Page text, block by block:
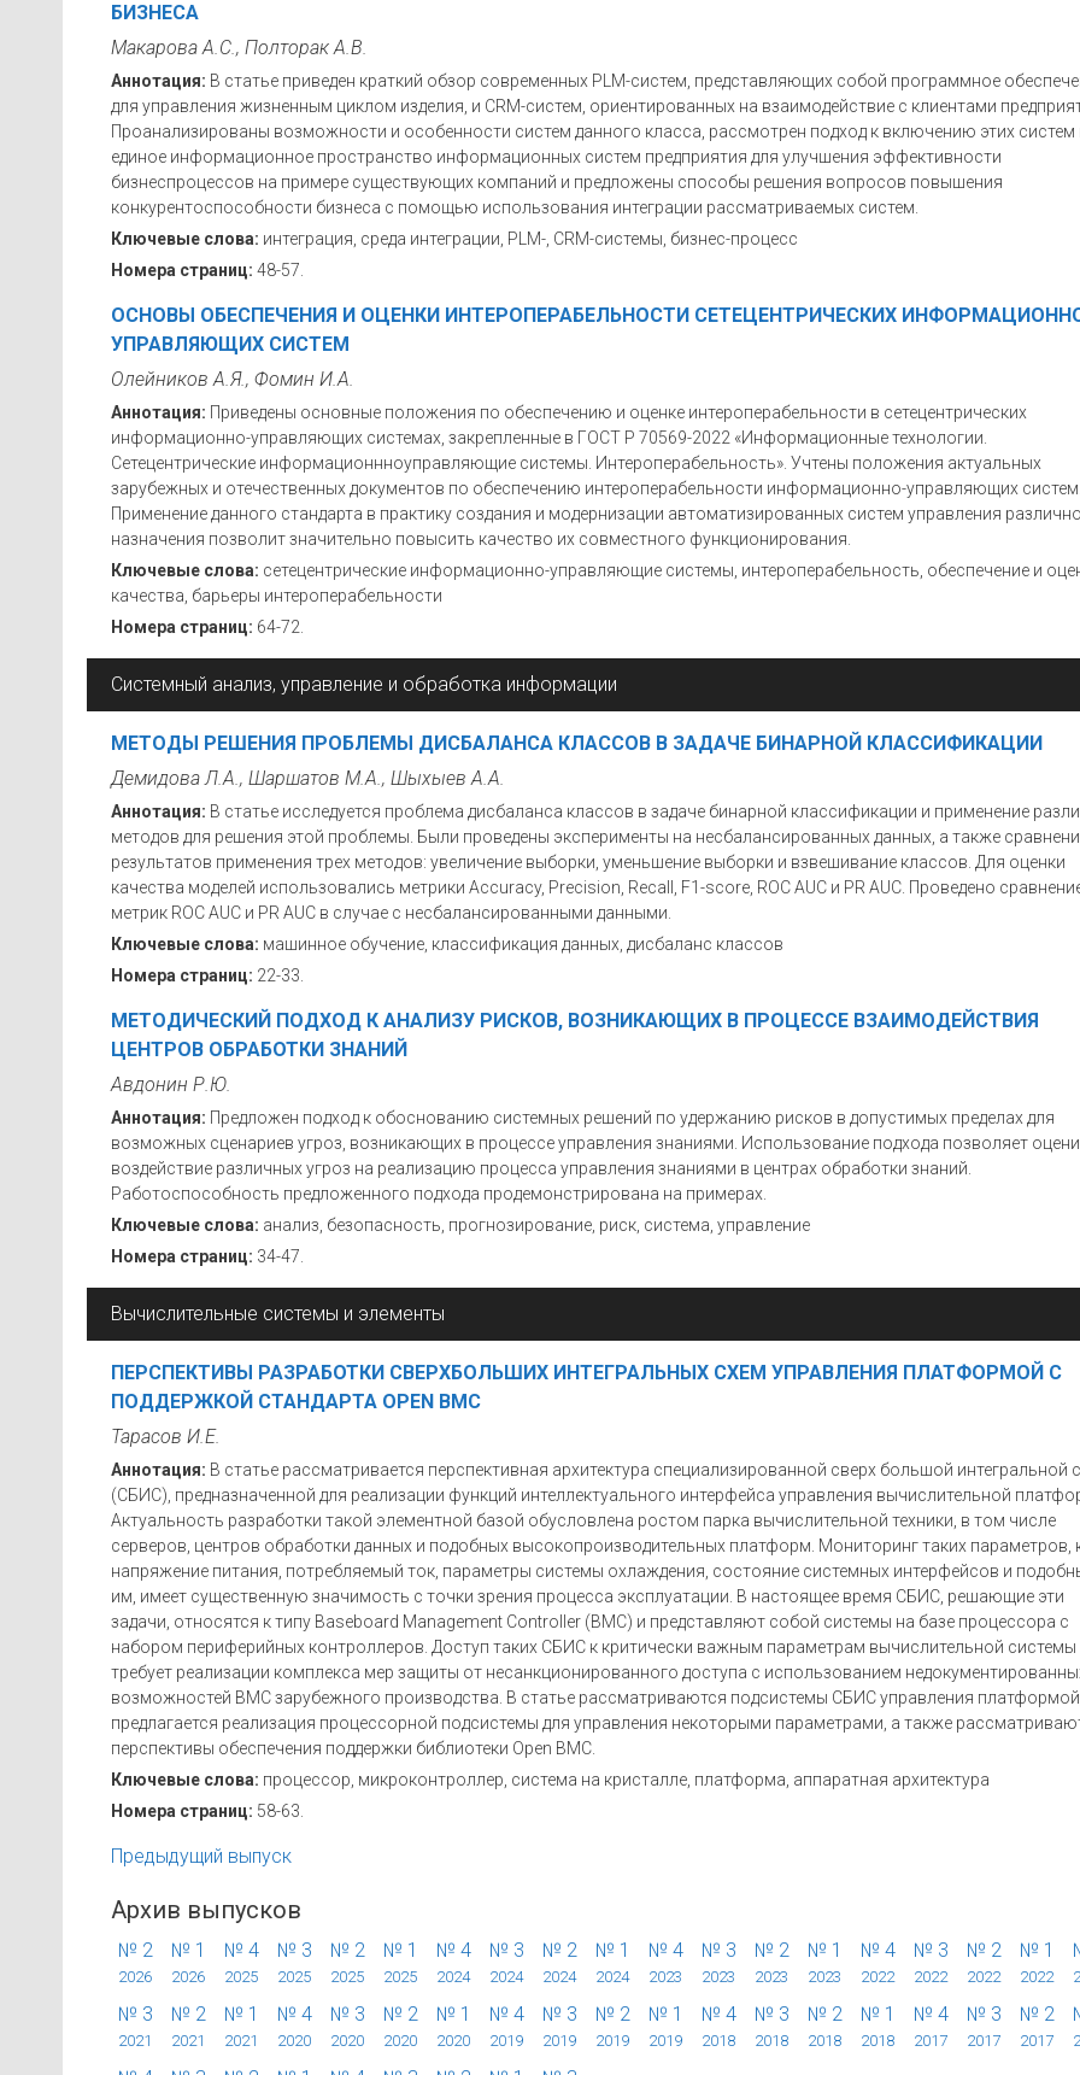
БИЗНЕСА
Макарова А.С., Полторак А.В.
Аннотация: В статье приведен краткий обзор современных PLM-систем, представляющих собой программное
для управления жизненным циклом изделия, и CRM-систем, ориентированных на взаимодействие с клиентами
Проанализированы возможности и особенности систем данного класса, рассмотрен подход к включению этих систем
единое информационное пространство информационных систем предприятия для улучшения эффективности
бизнеспроцессов на примере существующих компаний и предложены способы решения вопросов повышения
конкурентоспособности бизнеса с помощью использования интеграции рассматриваемых систем.
Ключевые слова: интеграция, среда интеграции, PLM-, CRM-системы, бизнес-процесс
Номера страниц: 48-57.
ОСНОВЫ ОБЕСПЕЧЕНИЯ И ОЦЕНКИ ИНТЕРОПЕРАБЕЛЬНОСТИ СЕТЕЦЕНТРИЧЕСКИХ
УПРАВЛЯЮЩИХ СИСТЕМ
Олейников А.Я., Фомин И.А.
Аннотация: Приведены основные положения по обеспечению и оценке интероперабельности в сетецентрических
информационно-управляющих системах, закрепленные в ГОСТ Р 70569-2022 «Информационные технологии.
Сетецентрические информационнноуправляющие системы. Интероперабельность». Учтены положения актуальных
зарубежных и отечественных документов по обеспечению интероперабельности информационно-управляющих систем.
Применение данного стандарта в практику создания и модернизации автоматизированных систем управления
назначения позволит значительно повысить качество их совместного функционирования.
Ключевые слова: сетецентрические информационно-управляющие системы, интероперабельность, обеспечение и
качества, барьеры интероперабельности
Номера страниц: 64-72.
Системный анализ, управление и обработка информации
МЕТОДЫ РЕШЕНИЯ ПРОБЛЕМЫ ДИСБАЛАНСА КЛАССОВ В ЗАДАЧЕ БИНАРНОЙ КЛАССИФИКАЦИИ
Демидова Л.А., Шаршатов М.А., Шыхыев А.А.
Аннотация: В статье исследуется проблема дисбаланса классов в задаче бинарной классификации и применение
методов для решения этой проблемы. Были проведены эксперименты на несбалансированных данных, а также
результатов применения трех методов: увеличение выборки, уменьшение выборки и взвешивание классов. Для оценки
качества моделей использовались метрики Accuracy, Precision, Recall, F1-score, ROC AUC и PR AUC. Проведено
метрик ROC AUC и PR AUC в случае с несбалансированными данными.
Ключевые слова: машинное обучение, классификация данных, дисбаланс классов
Номера страниц: 22-33.
МЕТОДИЧЕСКИЙ ПОДХОД К АНАЛИЗУ РИСКОВ, ВОЗНИКАЮЩИХ В ПРОЦЕССЕ ВЗАИМОДЕЙСТВИЯ
ЦЕНТРОВ ОБРАБОТКИ ЗНАНИЙ
Авдонин Р.Ю.
Аннотация: Предложен подход к обоснованию системных решений по удержанию рисков в допустимых пределах для
возможных сценариев угроз, возникающих в процессе управления знаниями. Использование подхода позволяет
воздействие различных угроз на реализацию процесса управления знаниями в центрах обработки знаний.
Работоспособность предложенного подхода продемонстрирована на примерах.
Ключевые слова: анализ, безопасность, прогнозирование, риск, система, управление
Номера страниц: 34-47.
Вычислительные системы и элементы
ПЕРСПЕКТИВЫ РАЗРАБОТКИ СВЕРХБОЛЬШИХ ИНТЕГРАЛЬНЫХ СХЕМ УПРАВЛЕНИЯ ПЛАТФОРМОЙ С
ПОДДЕРЖКОЙ СТАНДАРТА OPEN BMC
Тарасов И.Е.
Аннотация: В статье рассматривается перспективная архитектура специализированной сверх большой интегральной
(СБИС), предназначенной для реализации функций интеллектуального интерфейса управления вычислительной
Актуальность разработки такой элементной базой обусловлена ростом парка вычислительной техники, в том числе
серверов, центров обработки данных и подобных высокопроизводительных платформ. Мониторинг таких параметров,
напряжение питания, потребляемый ток, параметры системы охлаждения, состояние системных интерфейсов и
им, имеет существенную значимость с точки зрения процесса эксплуатации. В настоящее время СБИС, решающие эти
задачи, относятся к типу Baseboard Management Controller (BMC) и представляют собой системы на базе процессора с
набором периферийных контроллеров. Доступ таких СБИС к критически важным параметрам вычислительной системы
требует реализации комплекса мер защиты от несанкционированного доступа с использованием
возможностей BMC зарубежного производства. В статье рассматриваются подсистемы СБИС управления платформой,
предлагается реализация процессорной подсистемы для управления некоторыми параметрами, а также
перспективы обеспечения поддержки библиотеки Open BMC.
Ключевые слова: процессор, микроконтроллер, система на кристалле, платформа, аппаратная архитектура
Номера страниц: 58-63.
Предыдущий выпуск
Архив выпусков
№ 2
2026
№ 1
2026
№ 4
2025
№ 3
2025
№ 2
2025
№ 1
2025
№ 4
2024
№ 3
2024
№ 2
2024
№ 1
2024
№ 4
2023
№ 3
2023
№ 2
2023
№ 1
2023
№ 4
2022
№ 3
2022
№ 2
2022
№ 1
2022
№ 3
2021
№ 2
2021
№ 1
2021
№ 4
2020
№ 3
2020
№ 2
2020
№ 1
2020
№ 4
2019
№ 3
2019
№ 2
2019
№ 1
2019
№ 4
2018
№ 3
2018
№ 2
2018
№ 1
2018
№ 4
2017
№ 3
2017
№ 2
2017